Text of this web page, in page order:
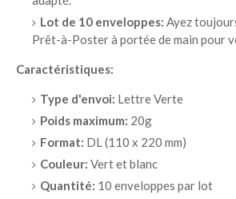
Lot de 10 enveloppes: Ayez
Prêt-à-Poster à portée de main pour
Caractéristiques:
Type d'envoi: Lettre Verte
Poids maximum: 20g
Format: DL (110 x 220 mm)
Couleur: Vert et blanc
Quantité: 10 enveloppes par lot